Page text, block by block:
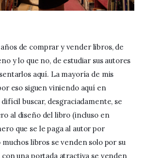
de comprar y vender libros, de
y lo que no, de estudiar sus autores
aquí. La mayoría de mis
eso siguen viniendo aquí en
buscar, desgraciadamente, se
al diseño del libro (incluso en
que se le paga al autor por
libros se venden solo por su
con una portada atractiva se venden